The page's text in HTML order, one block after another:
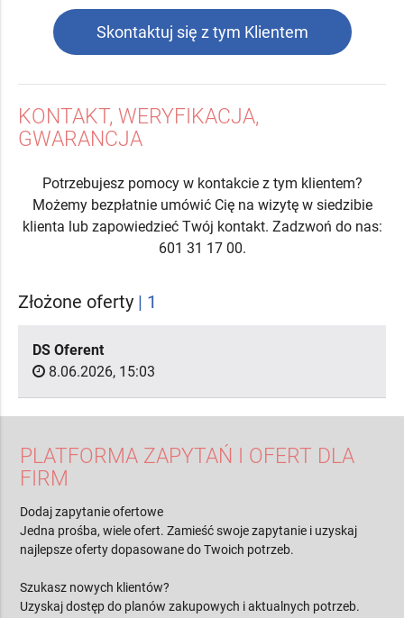
Skontaktuj się z tym Klientem
KONTAKT, WERYFIKACJA,
GWARANCJA
Potrzebujesz pomocy w kontakcie z tym klientem?
Możemy bezpłatnie umówić Cię na wizytę w siedzibie
klienta lub zapowiedzieć Twój kontakt. Zadzwoń do nas:
601 31 17 00.
Złożone oferty | 1
DS Oferent
8.06.2026, 15:03
PLATFORMA ZAPYTAŃ I OFERT DLA
FIRM
Dodaj zapytanie ofertowe
Jedna prośba, wiele ofert. Zamieść swoje zapytanie i uzyskaj
najlepsze oferty dopasowane do Twoich potrzeb.
Szukasz nowych klientów?
Uzyskaj dostęp do planów zakupowych i aktualnych potrzeb.